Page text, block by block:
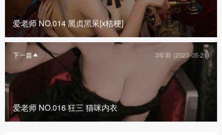
爱老师 NO.014 黑贞黑呆[x桔梗]
下一篇 3年前 (2023-05-21)
爱老师 NO.016 狂三 猫咪内衣